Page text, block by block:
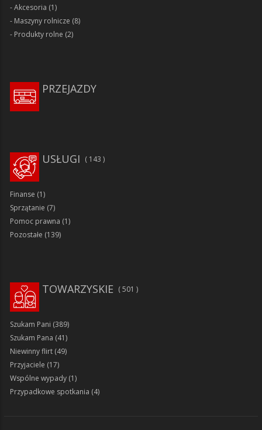
Akcesoria (1)
Maszyny rolnicze (8)
Produkty rolne (2)
PRZEJAZDY
143
USŁUGI
Finanse (1)
Sprzątanie (7)
Pomoc prawna (1)
Pozostałe (139)
TOWARZYSKIE 501
Szukam Pani (389)
Szukam Pana (41)
Niewinny flirt (49)
Przyjaciele (17)
Wspólne wypady (1)
Przypadkowe spotkania (4)